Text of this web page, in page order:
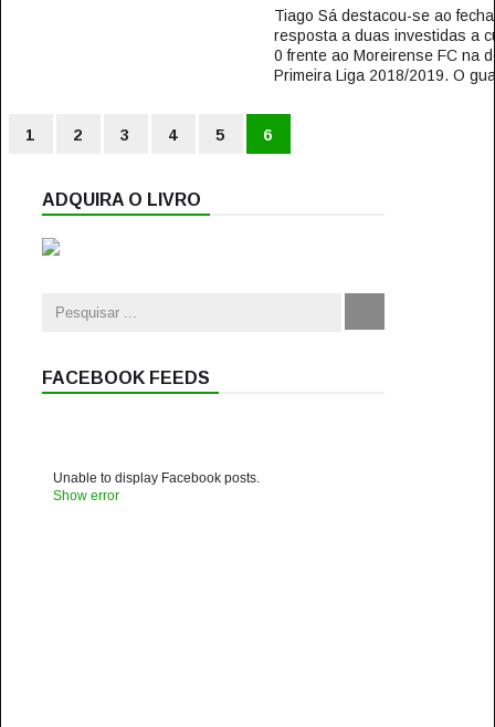
Tiago Sá destacou-se ao
resposta a duas investidas a
0 frente ao Moreirense FC na
Primeira Liga 2018/2019. O
1 2 3 4 5 6
ADQUIRA O LIVRO
FACEBOOK FEEDS
Unable to display Facebook posts.
Show error